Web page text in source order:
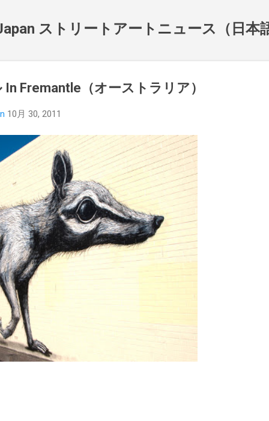
ストリートアートニュース（日本
Fremantle（オーストラリア）
10月 30, 2011